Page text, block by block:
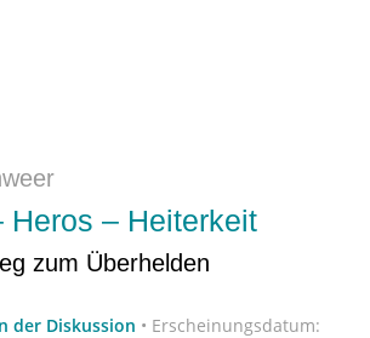
Heros – Heiterkeit
zum Überhelden
der Diskussion • Erscheinungsdatum: